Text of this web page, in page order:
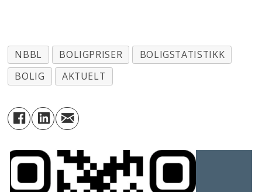
NBBL BOLIGPRISER
BOLIGSTATISTIKK
BOLIG
AKTUELT